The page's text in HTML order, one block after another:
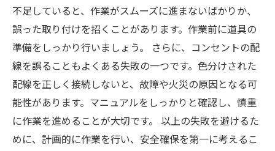
不足していると、作業がスムーズに進まないばかりか、
誤った取り付けを招くことがあります。作業前に道具の
準備をしっかり行いましょう。 さらに、コンセントの配
線を誤ることもよくある失敗の一つです。色分けされた
配線を正しく接続しないと、故障や火災の原因となる可
能性があります。マニュアルをしっかりと確認し、慎重
に作業を進めることが大切です。 以上の失敗を避けるた
めに、計画的に作業を行い、安全確保を第一に考えるこ